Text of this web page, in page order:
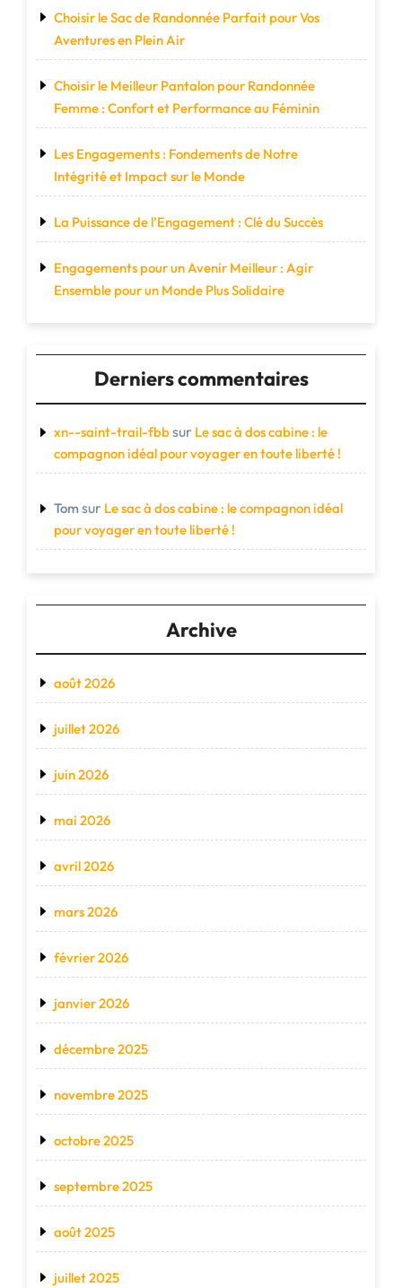
Choisir le Sac de Randonnée Parfait pour Vos
Aventures en Plein Air
Choisir le Meilleur Pantalon pour Randonnée
Femme : Confort et Performance au Féminin
Les Engagements : Fondements de Notre
Intégrité et Impact sur le Monde
La Puissance de l’Engagement : Clé du Succès
Engagements pour un Avenir Meilleur : Agir
Ensemble pour un Monde Plus Solidaire
Derniers commentaires
xn--saint-trail-fbbsur Le sac à dos cabine : le
compagnon idéal pour voyager en toute liberté !
Tom sur Le sac à dos cabine : le compagnon idéal
pour voyager en toute liberté !
Archive
août 2026
juillet 2026
juin 2026
mai 2026
avril 2026
mars 2026
février 2026
janvier 2026
décembre 2025
novembre 2025
octobre 2025
septembre 2025
août 2025
juillet 2025